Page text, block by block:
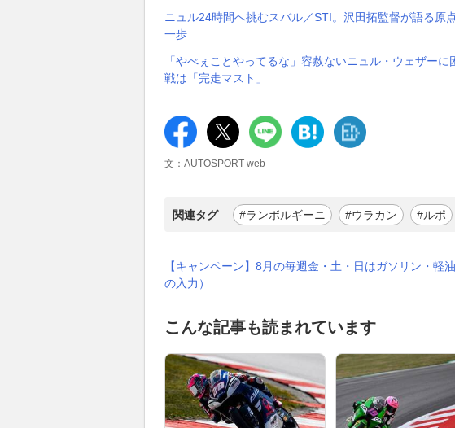
ニュル24時間へ挑むスバル／STI。沢田拓監督が語る原
一歩
「やべぇことやってるな」容赦ないニュル・ウェザー
戦は「完走マスト」
文：AUTOSPORT web
関連タグ #ランボルギーニ #ウラカン #ルポ
【キャンペーン】8月の毎週金・土・日はガソリン・軽
の入力）
こんな記事も読まれています